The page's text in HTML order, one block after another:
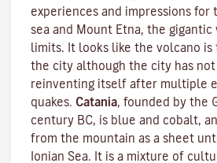
experiences and impressions for
sea and Mount Etna, the gigantic
limits. It looks like the volcano is
the city although the city has not
reinventing itself after multiple
quakes. Catania, founded by the
century BC, is blue and cobalt,
from the mountain as a sheet
Ionian Sea. It is a mixture of